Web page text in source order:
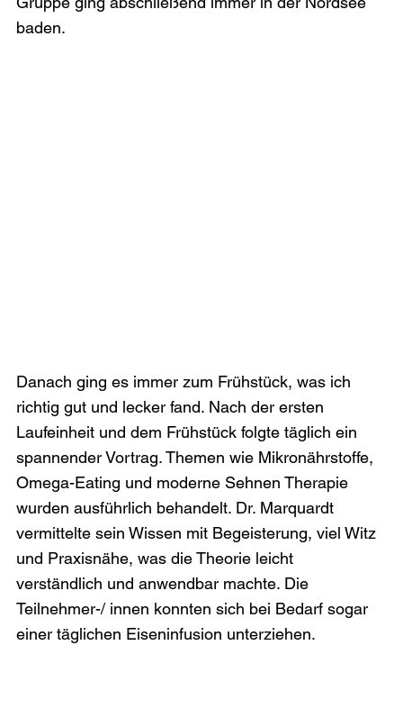
baden.
Danach ging es immer zum Frühstück, was ich
richtig gut und lecker fand. Nach der ersten
Laufeinheit und dem Frühstück folgte täglich ein
spannender Vortrag. Themen wie Mikronährstoffe,
Omega-Eating und moderne Sehnen Therapie
wurden ausführlich behandelt. Dr. Marquardt
vermittelte sein Wissen mit Begeisterung, viel Witz
und Praxisnähe, was die Theorie leicht
verständlich und anwendbar machte. Die
Teilnehmer-/ innen konnten sich bei Bedarf sogar
einer täglichen Eiseninfusion unterziehen.